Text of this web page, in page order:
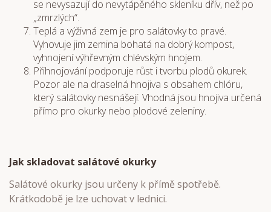
se nevysazují do nevytápěného skleníku dřív, než po
„zmrzlých“.
Teplá a výživná zem je pro salátovky to pravé.
Vyhovuje jim zemina bohatá na dobrý kompost,
vyhnojení výhřevným chlévským hnojem.
Přihnojování podporuje růst i tvorbu plodů okurek.
Pozor ale na draselná hnojiva s obsahem chlóru,
který salátovky nesnášejí. Vhodná jsou hnojiva určená
přímo pro okurky nebo plodové zeleniny.
Jak skladovat salátové okurky
Salátové okurky jsou určeny k přímě spotřebě.
Krátkodobě je lze uchovat v lednici.